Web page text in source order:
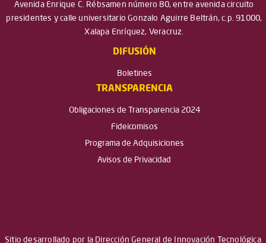
Avenida Enrique C. Rébsamen número 80, entre avenida circuito
presidentes y calle universitario Gonzalo Aguirre Beltrán, c.p. 91000,
Xalapa Enríquez, Veracruz.
DIFUSIÓN
Boletines
TRANSPARENCIA
Obligaciones de Transparencia 2024
Fideicomisos
Programa de Adquisiciones
Avisos de Privacidad
Sitio desarrollado por la Dirección General de Innovación Tecnológica